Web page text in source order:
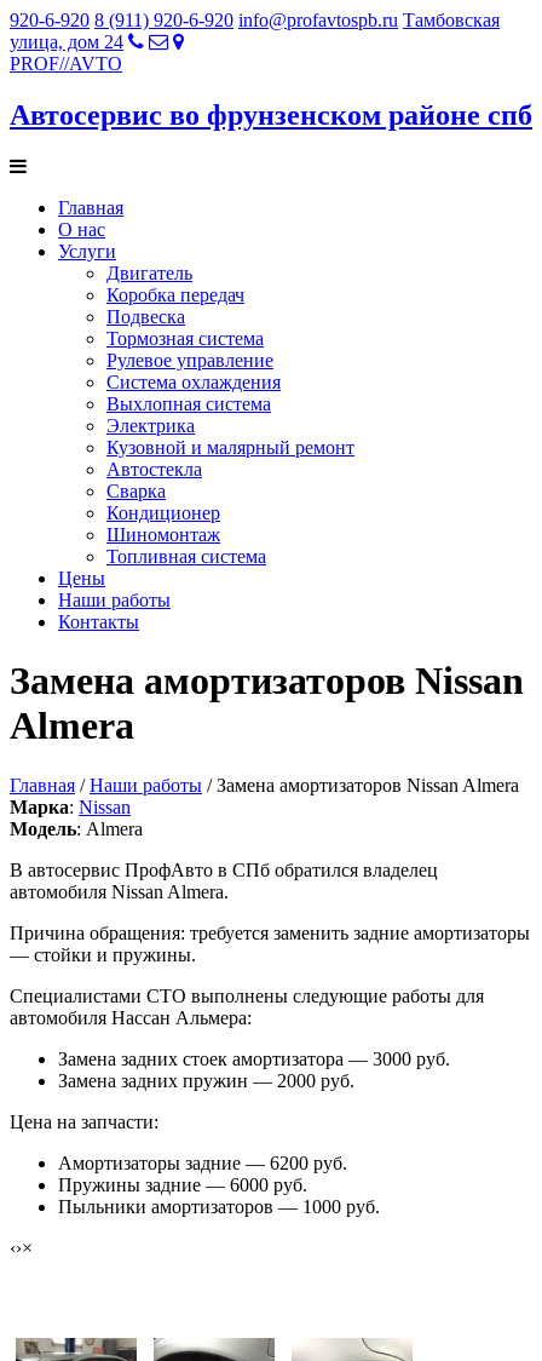
920-6-920 8 (911) 920-6-920 info@profavtospb.ru Тамбовская
улица, дом 24
PROF//AVTO
Автосервис во фрунзенском районе спб
Главная
О нас
Услуги
Двигатель
Коробка передач
Подвеска
Тормозная система
Рулевое управление
Система охлаждения
Выхлопная система
Электрика
Кузовной и малярный ремонт
Автостекла
Сварка
Кондиционер
Шиномонтаж
Топливная система
Цены
Наши работы
Контакты
Замена амортизаторов Nissan
Almera
Главная /Наши работы / Замена амортизаторов Nissan Almera
Марка: Nissan
Модель: Almera
В автосервис ПрофАвто в СПб обратился владелец
автомобиля Nissan Almera.
Причина обращения: требуется заменить задние амортизаторы
— стойки и пружины.
Специалистами СТО выполнены следующие работы для
автомобиля Нассан Альмера:
Замена задних стоек амортизатора — 3000 руб.
Замена задних пружин — 2000 руб.
Цена на запчасти:
Амортизаторы задние — 6200 руб.
Пружины задние — 6000 руб.
Пыльники амортизаторов — 1000 руб.
‹›×